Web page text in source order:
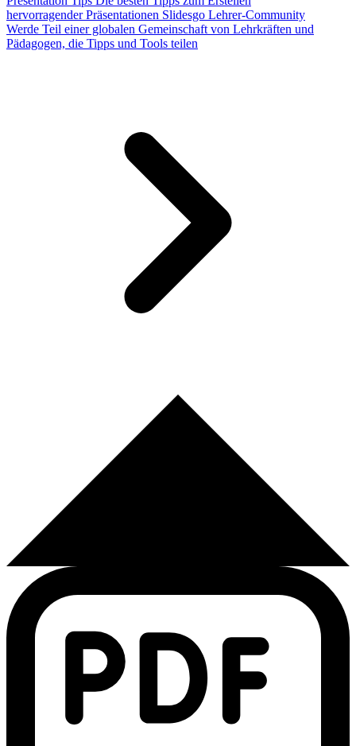
hervorragender Präsentationen Slidesgo Lehrer-Community
Werde Teil einer globalen Gemeinschaft von Lehrkräften und
Pädagogen, die Tipps und Tools teilen